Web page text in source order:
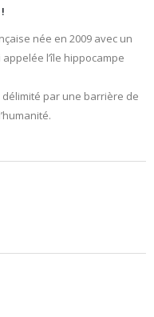
née en 2009 avec un
l’île hippocampe
par une barrière de